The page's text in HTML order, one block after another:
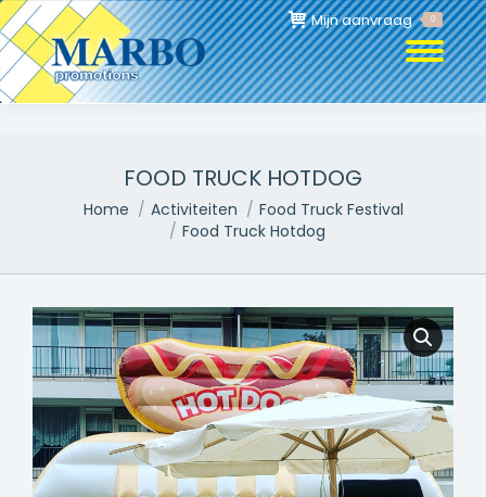
Mijn aanvraag 0
FOOD TRUCK HOTDOG
Je bent hier:
Home Activiteiten
Food Truck Festival
Food Truck Hotdog